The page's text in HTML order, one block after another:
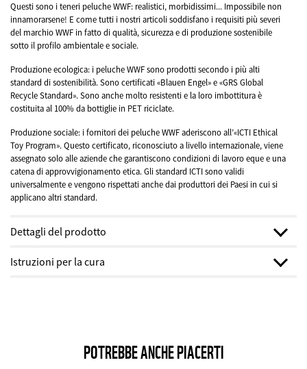
Questi sono i teneri peluche WWF: realistici, morbidissimi... Impossibile non
innamorarsene! E come tutti i nostri articoli soddisfano i requisiti più severi
del marchio WWF in fatto di qualità, sicurezza e di produzione sostenibile
sotto il profilo ambientale e sociale.
Produzione ecologica: i peluche WWF sono prodotti secondo i più alti
standard di sostenibilità. Sono certificati «Blauen Engel» e «GRS Global
Recycle Standard». Sono anche molto resistenti e la loro imbottitura è
costituita al 100% da bottiglie in PET riciclate.
Produzione sociale: i fornitori dei peluche WWF aderiscono all’«ICTI Ethical
Toy Program». Questo certificato, riconosciuto a livello internazionale, viene
assegnato solo alle aziende che garantiscono condizioni di lavoro eque e una
catena di approvvigionamento etica. Gli standard ICTI sono validi
universalmente e vengono rispettati anche dai produttori dei Paesi in cui si
applicano altri standard.
Dettagli del prodotto
Materiale: Poliestere senza cloro e PVC e senza coloranti azoici ,
Istruzioni per la cura
POTREBBE ANCHE PIACERTI